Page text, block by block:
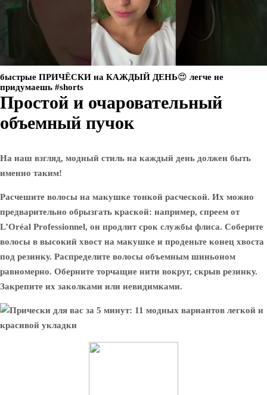
быстрые ПРИЧЁСКИ на КАЖДЫЙ ДЕНЬ😍 легче не
придумаешь #shorts
Простой и очаровательный
объемный пучок
На наш взгляд, модный стиль на каждый день должен быть
именно таким!
Расчешите волосы на макушке тонкой расческой. Их можно
предварительно обрызгать краской: например, спреем от
L’Oréal Professionnel, он продлит срок службы флиса. Соберите
волосы в высокий хвост на макушке и проденьте конец хвоста
под резинку. Распределите волосы объемным шиньоном
равномерно. Оберните торчащие нити вокруг, скрыв резинку.
Закрепите их заколками или невидимками.